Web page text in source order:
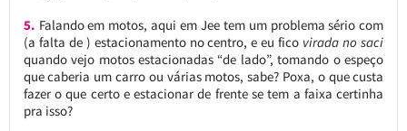
5. Falando em motos, aqui em Jee tem um problema sério com
(a falta de ) estacionamento no centro, e eu fico virada no saci
quando vejo motos estacionadas “de lado”, tomando o espeço
que caberia um carro ou várias motos, sabe? Poxa, o que custa
fazer o que certo e estacionar de frente se tem a faixa certinha
pra isso?